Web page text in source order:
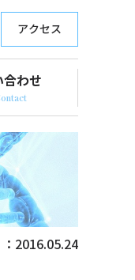
アクセス
合わせ
2016.05.24